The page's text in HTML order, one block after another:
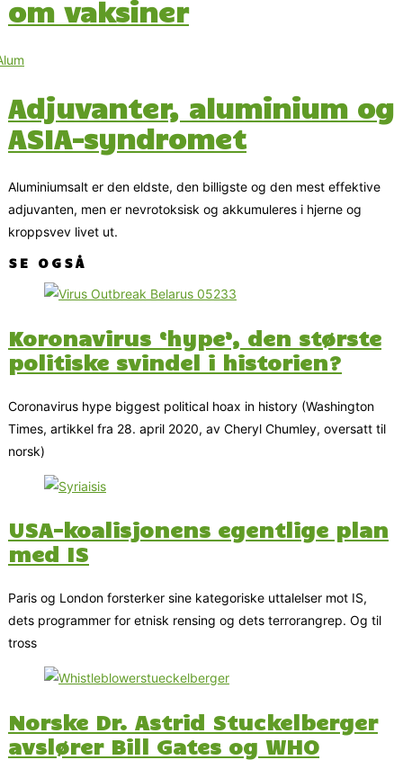
om vaksiner
Adjuvanter, aluminium og
ASIA-syndromet
Aluminiumsalt er den eldste, den billigste og den mest effektive
adjuvanten, men er nevrotoksisk og akkumuleres i hjerne og
kroppsvev livet ut.
SE OGSÅ
Koronavirus ‘hype’, den største
politiske svindel i historien?
Coronavirus hype biggest political hoax in history (Washington
Times, artikkel fra 28. april 2020, av Cheryl Chumley, oversatt til
norsk)
USA-koalisjonens egentlige plan
med IS
Paris og London forsterker sine kategoriske uttalelser mot IS,
dets programmer for etnisk rensing og dets terrorangrep. Og til
tross
Norske Dr. Astrid Stuckelberger
avslører Bill Gates og WHO